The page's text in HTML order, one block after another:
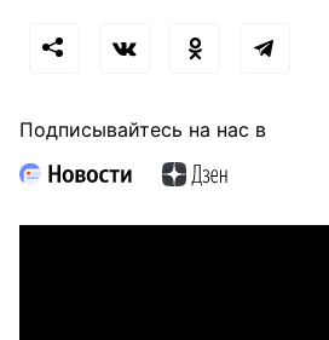
Подписывайтесь на нас в